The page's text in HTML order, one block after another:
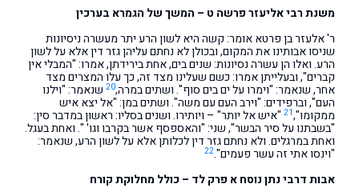
משנת רבי אליעזר פרשה ט – המשך של הגמרא בערכין
ר' אלעזר בן פרטא אומר: קשה היא לשון הרע יתר מעשרה ניסיונות
שניסו אבותינו את המקום, ובכולן לא נחתם עליהן גזר דין אלא על לשון
הרע. ואלו הן עשרה נסיונות: שנים בים, אחת בירידתן, אמרו: "המבלי אין
קברים", ובעלייתן אמרו: כשם שעלינו מצד זה, כך עלו המצרים מצד
אחר, שנאמר: "וימרו על ים בים סוף". ושתים במרה,20 שנאמר: "וילנו
העם", וברפידים: "וירב העם עם משה". ושתים במן: "אל יצא איש
ממקומו",21 "איש אל יותר" – ויותירו. ושנים בסליו: ראשון במדבר סין:
"בשבתנו על סיר הבשר", שני: "והאספסף אשר בקרבו וגו' ". ואחת בעגל.
ואחת במרגלים. ולא נחתם גזר דין לכלותן אלא על לשון הרע, שנאמר:
"וינסו אתי זה עשר פעמים".22
אבות דרבי נתן נוסח א פרק לד – כולל מחלוקת קורח